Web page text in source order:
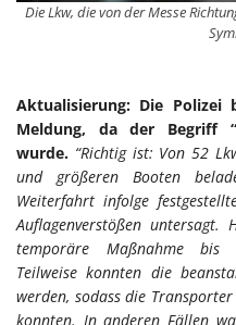
Die Lkw, die von der Messe
Aktualisierung: Die Polizei
Meldung, da der Begriff
wurde. “Richtig ist: Von 52
und größeren Booten
Weiterfahrt infolge
Auflagenverstößen
temporäre Maßnahme bis
Teilweise konnten die
werden, sodass die
konnten. In anderen Fällen